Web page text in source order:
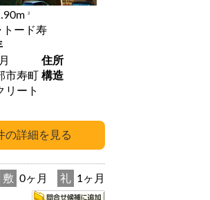
2
トード寿
住所
市寿町
構造
リート
敷 0ヶ月 礼 1ヶ月